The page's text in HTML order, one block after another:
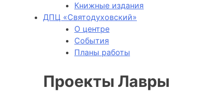
Книжные издания
ДПЦ «Святодуховский»
О центре
События
Планы работы
Проекты Лавры